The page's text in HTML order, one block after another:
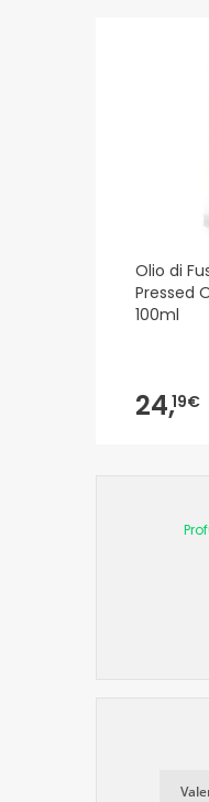
Olio di
Pressed
100ml
24,19€